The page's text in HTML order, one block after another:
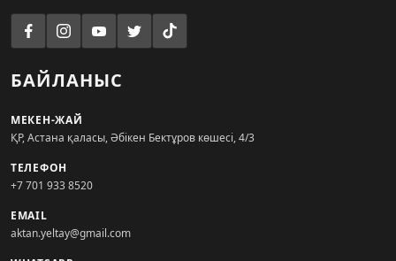
БАЙЛАНЫС
МЕКЕН-ЖАЙ
ҚР, Астана қаласы, Әбікен Бектұров көшесі, 4/3
ТЕЛЕФОН
+7 701 933 8520
EMAIL
aktan.yeltay@gmail.com